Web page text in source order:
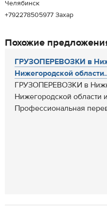
Челябинск
+792278505977 Захар
Похожие
ГРУЗОПЕРЕВОЗКИ в
Нижегородской
ГРУЗОПЕРЕВОЗКИ в
Нижегородской области
Профессиональная